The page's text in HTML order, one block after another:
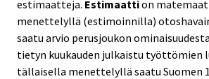
estimaatteja. Estimaattion
menettelyllä (estimoinnilla)
saatu arvio perusjoukon
tietyn kuukauden julkaistu työttömien
tällaisella menettelyllä saatu Suomen